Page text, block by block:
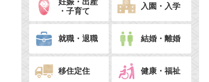
・子育て
入園・入学
就職・退職 結婚・離婚
移住定住 健康・福祉